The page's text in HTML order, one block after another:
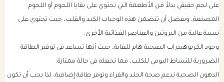
على لحم حقيقي بدلاً من الأطعمة التي تحتوي على بقايا اللحوم أو اللحوم
المصنعة، ويفضل أن تتضمن هذه الوجبات الكبد والقلب، حيث تحتوي على
نسبة عالية من البروتين والعناصر الغذائية الأخرى.
وجود الكربوهيدرات الصحية هام للغاية، حيث أنها تساعد في توفير الطاقة
الضرورية للنشاط اليومي للكلب، مما تجعله في حالة ممتازة.
الدهون الصحية تدعم صحة الجلد والفراء وتوفر طاقة إضافية، لذا يجب أن تكون